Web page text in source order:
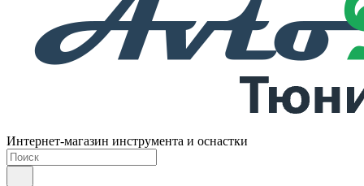
Интернет-магазин инструмента и оснастки